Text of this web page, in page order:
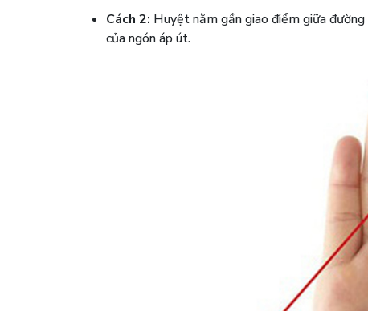
Cách 2: Huyệt nằm gần giao điểm giữa
của ngón áp út.